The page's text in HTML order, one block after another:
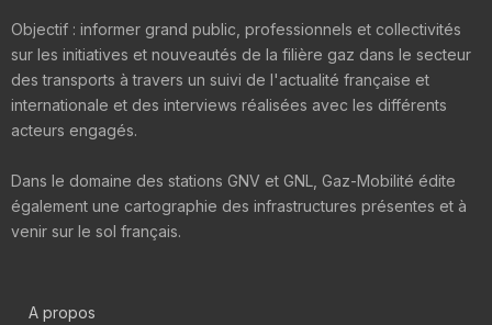
Objectif : informer grand public, professionnels et collectivités
sur les initiatives et nouveautés de la filière gaz dans le secteur
des transports à travers un suivi de l'actualité française et
internationale et des interviews réalisées avec les différents
acteurs engagés.
Dans le domaine des stations GNV et GNL, Gaz-Mobilité édite
également une cartographie des infrastructures présentes et à
venir sur le sol français.
A propos